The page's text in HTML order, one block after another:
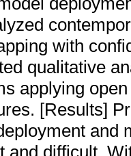
with
qualitative
applying
[Results]
and
and difficult.